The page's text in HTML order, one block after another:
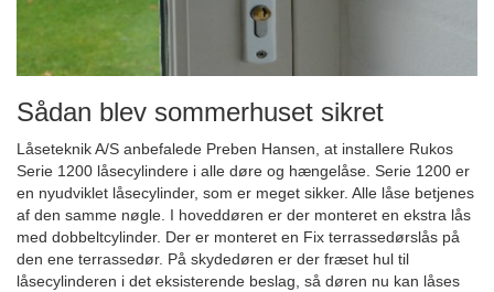
Sådan blev sommerhuset sikret
Låseteknik A/S anbefalede Preben Hansen, at installere Rukos
Serie 1200 låsecylindere i alle døre og hængelåse. Serie 1200 er
en nyudviklet låsecylinder, som er meget sikker. Alle låse betjenes
af den samme nøgle. I hoveddøren er der monteret en ekstra lås
med dobbeltcylinder. Der er monteret en Fix terrassedørslås på
den ene terrassedør. På skydedøren er der fræset hul til
låsecylinderen i det eksisterende beslag, så døren nu kan låses